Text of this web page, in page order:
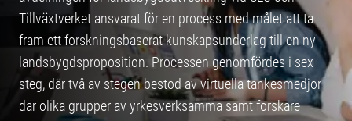
Tillväxtverket ansvarat för en process med målet att ta
fram ett forskningsbaserat kunskapsunderlag till en ny
landsbygdsproposition. Processen genomfördes i sex
steg, där två av stegen bestod av virtuella tankesmedjor
där olika grupper av yrkesverksamma samt forskare